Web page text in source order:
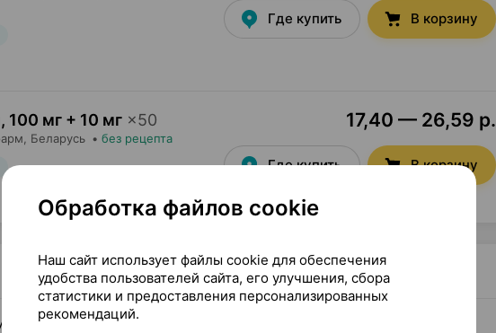
Где купить В корзину
, 100 мг + 10 мг ×50
, Беларусь • без рецепта
17,40 — 26,59 р.
Где купить В корзину
Россия
Обработка файлов cookie
Наш сайт использует файлы cookie для обеспечения
удобства пользователей сайта, его улучшения, сбора
статистики и предоставления персонализированных
рекомендаций.